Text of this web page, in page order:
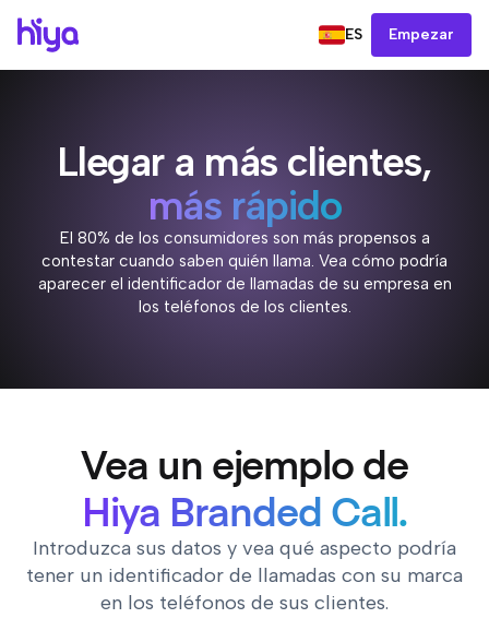
ES Empezar
Llegar a más clientes,
más rápido
El 80% de los consumidores son más propensos a
contestar cuando saben quién llama. Vea cómo podría
aparecer el identificador de llamadas de su empresa en
los teléfonos de los clientes.
Vea un ejemplo de
Hiya Branded Call.
Introduzca sus datos y vea qué aspecto podría
tener un identificador de llamadas con su marca
en los teléfonos de sus clientes.